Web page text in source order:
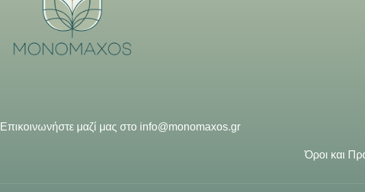
Επικοινωνήστε μαζί μας στο info@monomaxos.gr
Όροι και